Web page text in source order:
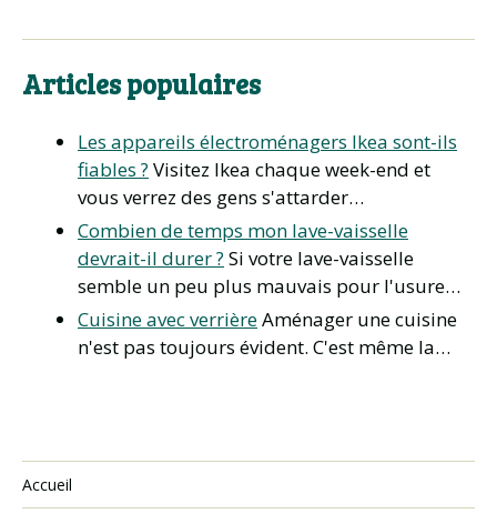
Articles populaires
Les appareils électroménagers Ikea sont-ils
fiables ? Visitez Ikea chaque week-end et
vous verrez des gens s'attarder…
Combien de temps mon lave-vaisselle
devrait-il durer ? Si votre lave-vaisselle
semble un peu plus mauvais pour l'usure…
Cuisine avec verrièreAménager une cuisine
n'est pas toujours évident. C'est même la…
Accueil